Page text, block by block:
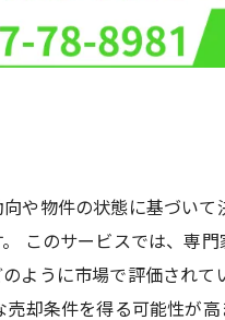
や物件の状態に基づいて
このサービスでは、専
ように市場で評価され
却条件を得る可能性が